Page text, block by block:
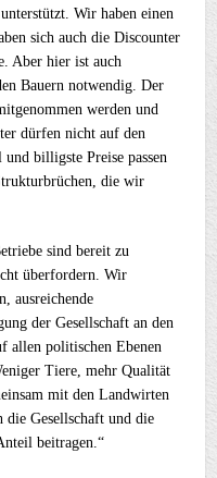
Wir haben einen
sich auch die Discounter
Aber hier ist auch
Bauern notwendig. Der
werden und
dürfen nicht auf den
billigste Preise passen
die wir
sind bereit zu
überfordern. Wir
ausreichende
der Gesellschaft an den
allen politischen Ebenen
Tiere, mehr Qualität
mit den Landwirten
die Gesellschaft und die
beitragen.“